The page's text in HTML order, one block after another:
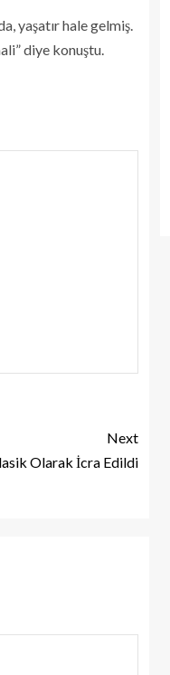
yaşatır hale gelmiş.
diye konuştu.
Next
Olarak İcra Edildi